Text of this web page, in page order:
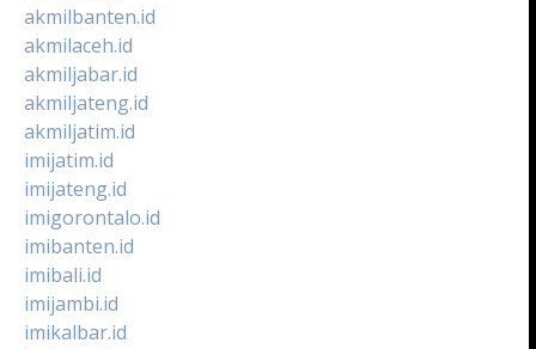
akmilbanten.id
akmilaceh.id
akmiljabar.id
akmiljateng.id
akmiljatim.id
imijatim.id
imijateng.id
imigorontalo.id
imibanten.id
imibali.id
imijambi.id
imikalbar.id